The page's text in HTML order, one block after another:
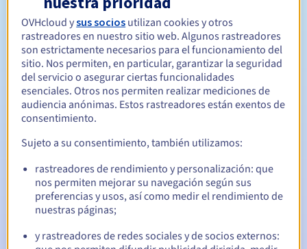
Período de renovación Entre 1 y 9 años
Período de redención
Notificaciones automáticas:
vencimiento
Email el día del vencimientopara notificar la suspensión
del nombre de dominio
Email tras el periodo de gracia de redenciónpara
OVHcloud ysus socios utilizan cookies y otros
rastreadores en nuestro sitio web. Algunos rastreadores
son estrictamente necesarios para el funcionamiento del
sitio. Nos permiten, en particular, garantizar la seguridad
del servicio o asegurar ciertas funcionalidades
esenciales. Otros nos permiten realizar mediciones de
audiencia anónimas. Estos rastreadores están exentos de
consentimiento.
Sujeto a su consentimiento, también utilizamos:
rastreadores de rendimiento y personalización: que
nos permiten mejorar su navegación según sus
preferencias y usos, así como medir el rendimiento de
nuestras páginas;
y rastreadores de redes sociales y de socios externos: